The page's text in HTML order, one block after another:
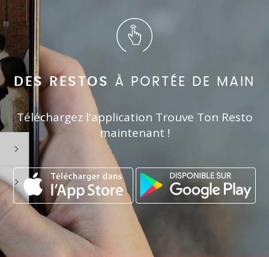
DES RESTOS À PORTÉE DE MAIN
Téléchargez l'application Trouve Ton Resto
maintenant !